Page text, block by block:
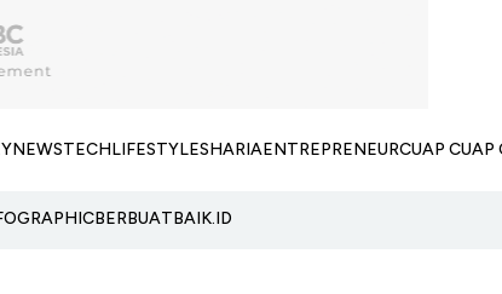
NEWSTECHLIFESTYLESHARIAENTREPRENEURCUAP CUAP
BERBUATBAIK.ID